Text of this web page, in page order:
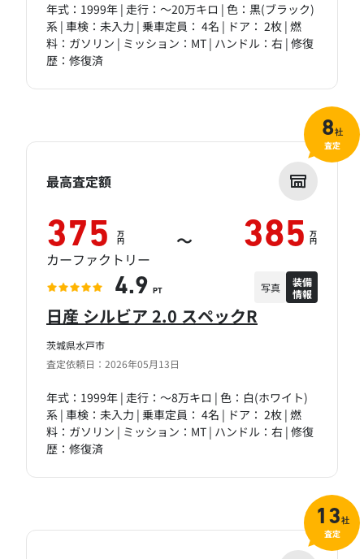
年式：1999年 | 走行：～20万キロ | 色：黒(ブラック)
系 | 車検：未入力 | 乗車定員： 4名 | ドア： 2枚 | 燃
料：ガソリン | ミッション：MT | ハンドル：右 | 修復
歴：修復済
茨城県水戸市
査定依頼日：2026年05月13日
日産 シルビア 2.0 スペックR
年式：1999年 | 走行：～8万キロ | 色：白(ホワイト)
系 | 車検：未入力 | 乗車定員： 4名 | ドア： 2枚 | 燃
料：ガソリン | ミッション：MT | ハンドル：右 | 修復
歴：修復済
最高査定額
375 万
円 ～ 385 万
円
カーファクトリー
4.9 PT 写真
装備
情報
8社
査定
13社
査定